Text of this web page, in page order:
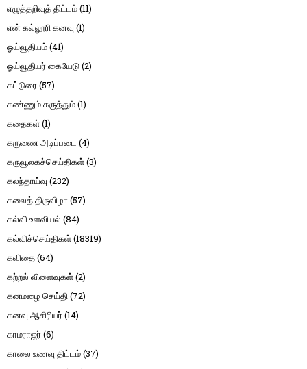
எழுத்தறிவுத் திட்டம்(11)
என் கல்லூரி கனவு (1)
ஓய்வூதியம்(41)
ஓய்வூதியர் கையேடு(2)
கட்டுரை (57)
கண்ணும் கருத்தும்(1)
கதைகள்(1)
கருணை அடிப்படை (4)
கருவூலகச்செய்திகள்(3)
கலந்தாய்வு (232)
கலைத் திருவிழா (57)
கல்வி உளவியல் (84)
கல்விச்செய்திகள்(18319)
கவிதை(64)
கற்றல் விளைவுகள்(2)
கனமழை செய்தி(72)
கனவு ஆசிரியர் (14)
காமராஜர் (6)
காலை உணவு திட்டம்(37)